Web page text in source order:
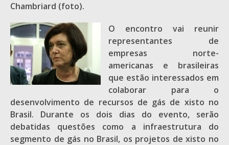
Chambriard (foto).
O encontro vai reunir
representantes de
empresas norte-
americanas e brasileiras
que estão interessados em
colaborar para o
desenvolvimento de recursos de gás de xisto no
Brasil. Durante os dois dias do evento, serão
debatidas questões como a infraestrutura do
segmento de gás no Brasil, os projetos de xisto no